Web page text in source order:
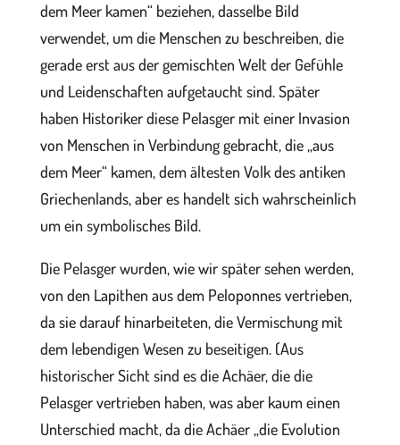
dem Meer kamen“ beziehen, dasselbe Bild
verwendet, um die Menschen zu beschreiben, die
gerade erst aus der gemischten Welt der Gefühle
und Leidenschaften aufgetaucht sind. Später
haben Historiker diese Pelasger mit einer Invasion
von Menschen in Verbindung gebracht, die „aus
dem Meer“ kamen, dem ältesten Volk des antiken
Griechenlands, aber es handelt sich wahrscheinlich
um ein symbolisches Bild.
Die Pelasger wurden, wie wir später sehen werden,
von den Lapithen aus dem Peloponnes vertrieben,
da sie darauf hinarbeiteten, die Vermischung mit
dem lebendigen Wesen zu beseitigen. (Aus
historischer Sicht sind es die Achäer, die die
Pelasger vertrieben haben, was aber kaum einen
Unterschied macht, da die Achäer „die Evolution